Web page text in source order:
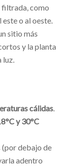
como
este o al oeste.
sitio más
y la planta
luz.
cálidas.
y 30°C
debajo de
adentro